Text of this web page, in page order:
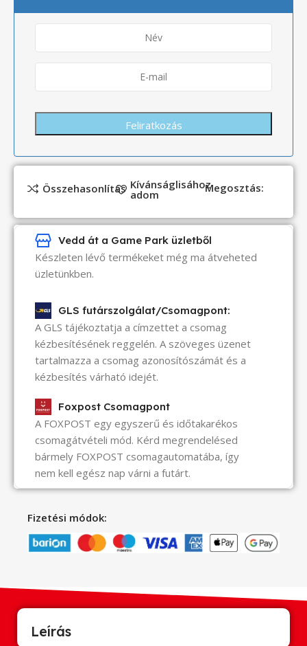
Összehasonlítás Kívánságlisához
adom Megosztás:
Vedd át a Game Park üzletből
Készleten lévő termékeket még ma átveheted
üzletünkben.
GLS futárszolgálat/Csomagpont:
A GLS tájékoztatja a címzettet a csomag
kézbesítésének reggelén. A szöveges üzenet
tartalmazza a csomag azonosítószámát és a
kézbesítés várható idejét.
Foxpost Csomagpont
A FOXPOST egy egyszerű és időtakarékos
csomagátvételi mód. Kérd megrendelésed
bármely FOXPOST csomagautomatába, így
nem kell egész nap várni a futárt.
Fizetési módok:
Leírás